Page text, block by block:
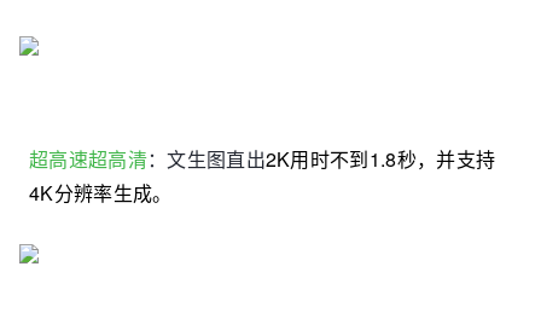
超高速超高清：文生图直出2K用时不到1.8秒，并支持
4K分辨率生成。